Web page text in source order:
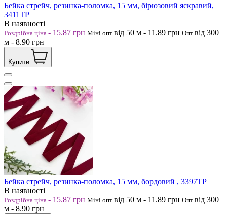
Бейка стрейч, резинка-поломка, 15 мм, бірюзовий яскравий,
3411ТР
В наявності
Роздрібна ціна - 15.87 грн Міні опт від 50 м - 11.89 грн Опт від 300
м - 8.90 грн
Купити
Бейка стрейч, резинка-поломка, 15 мм, бордовий , 3397ТР
В наявності
Роздрібна ціна - 15.87 грн Міні опт від 50 м - 11.89 грн Опт від 300
м - 8.90 грн